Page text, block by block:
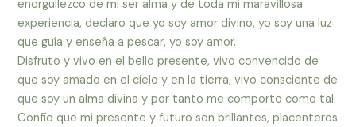
enorgullezco de mi ser alma y de toda mi maravillosa
experiencia, declaro que yo soy amor divino, yo soy una luz
que guía y enseña a pescar, yo soy amor.
Disfruto y vivo en el bello presente, vivo convencido de
que soy amado en el cielo y en la tierra, vivo consciente de
que soy un alma divina y por tanto me comporto como tal.
Confío que mi presente y futuro son brillantes, placenteros